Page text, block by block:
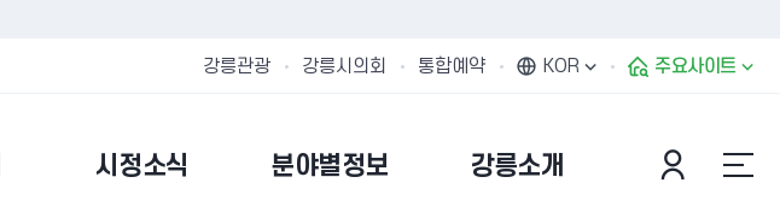
강릉관광 강릉시의회 통합예약 KOR 주요사이트
시정소식 분야별정보 강릉소개